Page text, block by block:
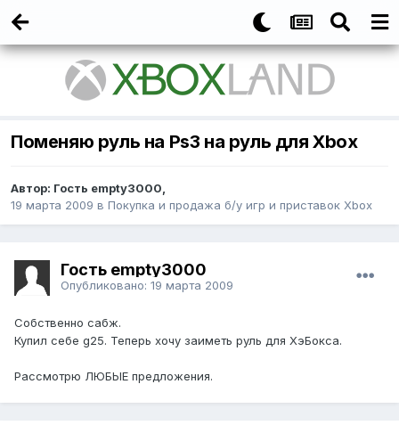
Поменяю руль на Ps3 на руль для Xbox
Автор: Гость empty3000,
19 марта 2009 в Покупка и продажа б/у игр и приставок Xbox
Гость empty3000
Опубликовано: 19 марта 2009
Собственно сабж.
Купил себе g25. Теперь хочу заиметь руль для ХэБокса.
Рассмотрю ЛЮБЫЕ предложения.